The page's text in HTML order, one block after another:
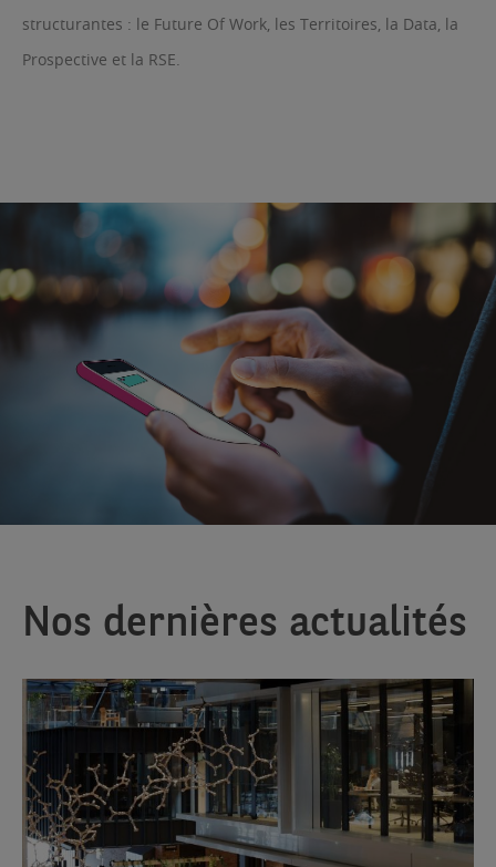
structurantes : le Future Of Work, les Territoires, la Data, la
Prospective et la RSE.
Nos dernières actualités